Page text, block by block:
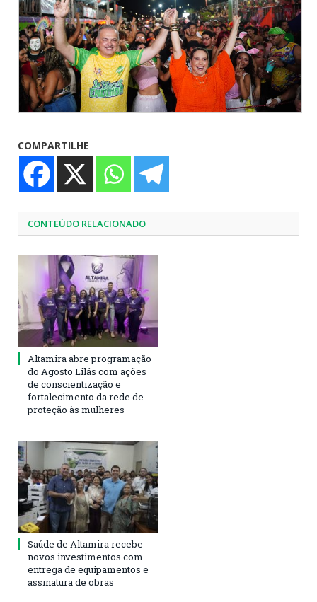
COMPARTILHE
CONTEÚDO RELACIONADO
Altamira abre programação
do Agosto Lilás com ações
de conscientização e
fortalecimento da rede de
proteção às mulheres
Saúde de Altamira recebe
novos investimentos com
entrega de equipamentos e
assinatura de obras